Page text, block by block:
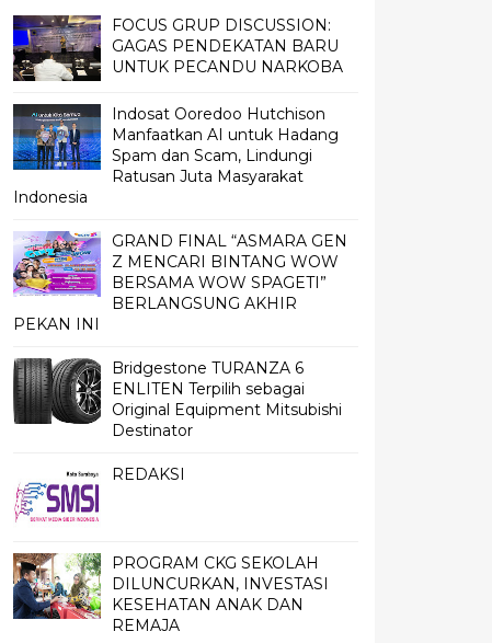
FOCUS GRUP DISCUSSION:
GAGAS PENDEKATAN BARU
UNTUK PECANDU NARKOBA
Indosat Ooredoo Hutchison
Manfaatkan AI untuk Hadang
Spam dan Scam, Lindungi
Ratusan Juta Masyarakat
Indonesia
GRAND FINAL “ASMARA GEN
Z MENCARI BINTANG WOW
BERSAMA WOW SPAGETI”
BERLANGSUNG AKHIR
PEKAN INI
Bridgestone TURANZA 6
ENLITEN Terpilih sebagai
Original Equipment Mitsubishi
Destinator
REDAKSI
PROGRAM CKG SEKOLAH
DILUNCURKAN, INVESTASI
KESEHATAN ANAK DAN
REMAJA